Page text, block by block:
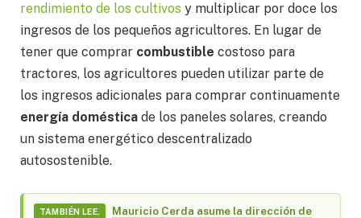
rendimiento de los cultivos y multiplicar por doce los
ingresos de los pequeños agricultores. En lugar de
tener que comprar combustible costoso para
tractores, los agricultores pueden utilizar parte de
los ingresos adicionales para comprar continuamente
energía doméstica de los paneles solares, creando
un sistema energético descentralizado
autosostenible.
TAMBIÉN LEE.
Mauricio Cerda asume la dirección de